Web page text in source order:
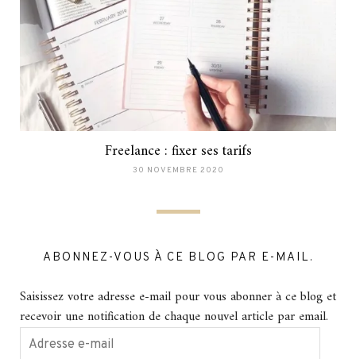
Freelance : fixer ses tarifs
30 NOVEMBRE 2020
ABONNEZ-VOUS À CE BLOG PAR E-MAIL.
Saisissez votre adresse e-mail pour vous abonner à ce blog et
recevoir une notification de chaque nouvel article par email.
Adresse